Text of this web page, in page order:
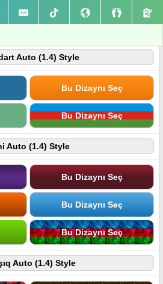
Auto (1.4) Style
Bu Dizaynı Seç
Bu Dizaynı Seç
Auto (1.4) Style
Bu Dizaynı Seç
Bu Dizaynı Seç
Bu Dizaynı Seç
Auto (1.4) Style